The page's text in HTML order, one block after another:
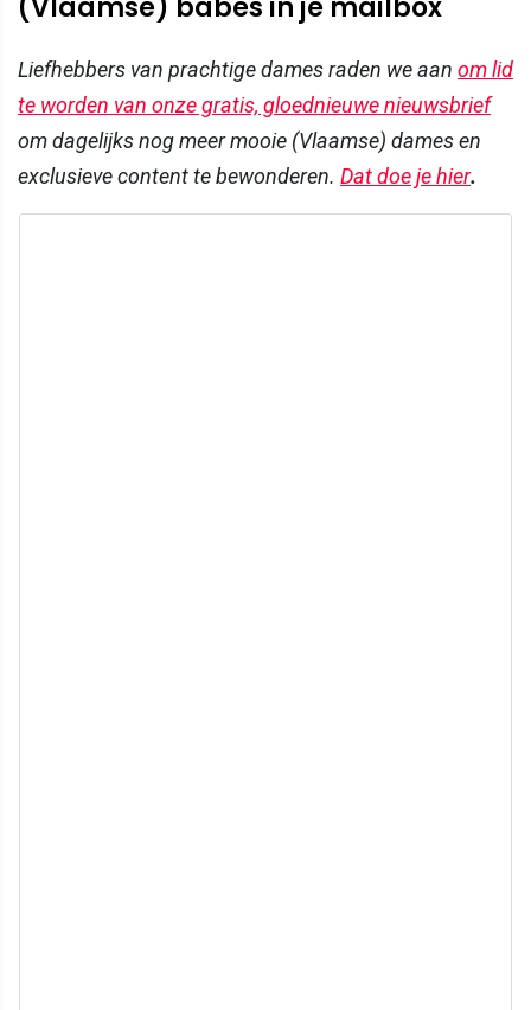
Liefhebbers van prachtige dames raden we aan om lid
te worden van onze gratis, gloednieuwe nieuwsbrief
om dagelijks nog meer mooie (Vlaamse) dames en
exclusieve content te bewonderen. Dat doe je hier.